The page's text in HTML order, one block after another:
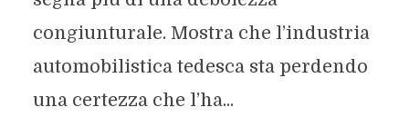
congiunturale. Mostra che l’industria
automobilistica tedesca sta perdendo
una certezza che l’ha...